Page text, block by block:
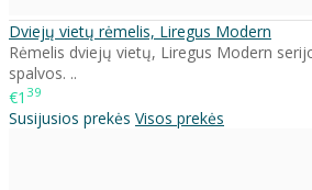
Dviejų vietų rėmelis, Liregus Modern
Rėmelis dviejų vietų, Liregus Modern
spalvos. ..
€1 39
Susijusios prekės Visos prekės